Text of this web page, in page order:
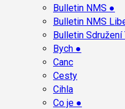
Bulletin NMS ●
Bulletin NMS
Bulletin Sdružení
Bych ●
Canc
Cesty
Cihla
Co je ●